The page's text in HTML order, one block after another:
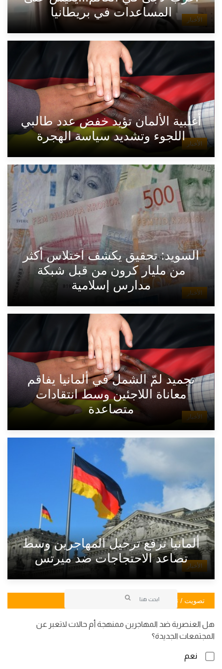
الأخبار
المساعدات في بريطانيا
الأخبار
أغلبية الألمان تؤيد خفض عدد طالبي
اللجوء وتشديد سياسة الهجرة
الأخبار
السويد: تحقيق يكشف اختلاس أكثر
من مليار كرون من قبل شبكة
مدارس إسلامية
الأخبار
تجميد لمّ الشمل في ألمانيا يفاقم
معاناة اللاجئين وسط انتقادات
متصاعدة
الأخبار
ألمانيا ترفع ترحيل المهاجرين وسط
تصاعد الاحتجاجات ضد ميرتس
تصويت / تصويت
هل العنصرية ضد المهاجرين ممنهجة أم حالات لاتعبر عن
المجتمعات الجديدة؟
نعم